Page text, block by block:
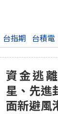
台指期 台積電
資金逃
星、先進
面新避風